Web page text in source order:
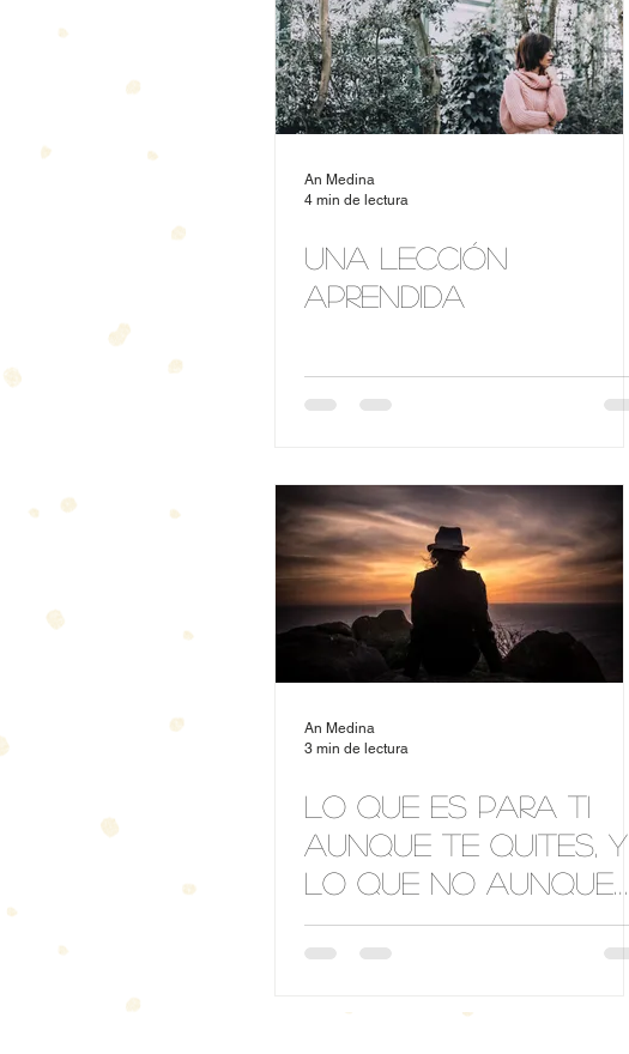
An Medina
4 min de lectura
Una lección
aprendida
An Medina
3 min de lectura
Lo que es para ti
aunque te quites, y
lo que no aunque
te pongas…